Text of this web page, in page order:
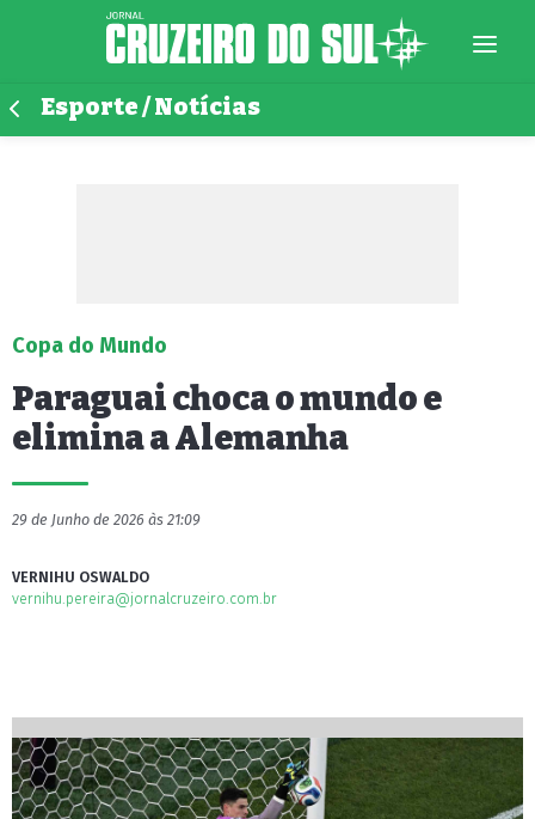
Esporte / Notícias
Copa do Mundo
Paraguai choca o mundo e
elimina a Alemanha
29 de Junho de 2026 às 21:09
VERNIHU OSWALDO
vernihu.pereira@jornalcruzeiro.com.br